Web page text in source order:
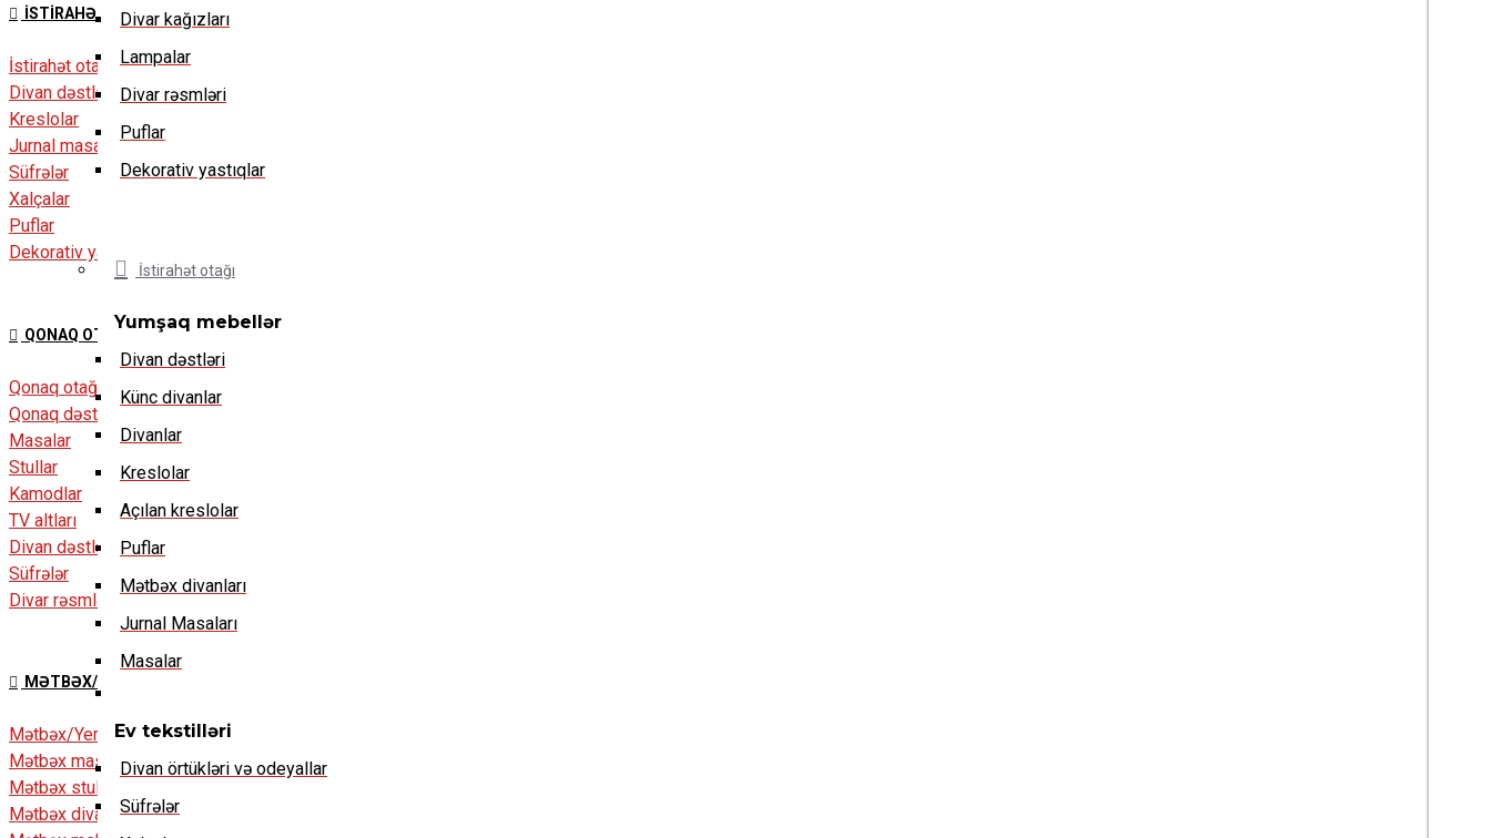
Divar kağızları
Lampalar
Divar rəsmləri
Puflar
Dekorativ yastıqlar
İstirahət otağı
Yumşaq mebellər
Divan dəstləri
Künc divanlar
Divanlar
Kreslolar
Açılan kreslolar
Puflar
Mətbəx divanları
Jurnal Masaları
Masalar
Ev tekstilləri
Divan örtükləri və odeyallar
Süfrələr
İSTIRAHƏT OTAĞI
İstirahət otağı
Divan dəstləri
Kreslolar
Jurnal masalar
Süfrələr
Xalçalar
Puflar
Dekorativ yastıqlar
QONAQ OTAĞI
Qonaq otağı
Qonaq dəstləri
Masalar
Stullar
Kamodlar
TV altları
Divan dəstləri
Süfrələr
Divar rəsmləri
MƏTBƏX/YEMƏK OTAĞI
Mətbəx/Yemək otağı
Mətbəx masaları
Mətbəx stulları
Mətbəx divanları